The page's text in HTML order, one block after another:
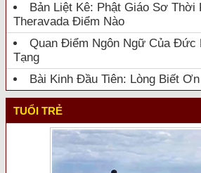
Bản Liệt Kê: Phật Giáo Sơ Thời
Theravada Điểm Nào
Quan Điểm Ngôn Ngữ Của Đức
Tạng
Bài Kinh Đầu Tiên: Lòng Biết Ơn
TUỔI TRẺ